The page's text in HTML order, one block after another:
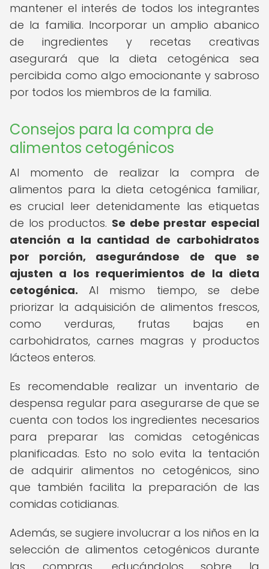
mantener el interés de todos los integrantes
de la familia. Incorporar un amplio abanico
de ingredientes y recetas creativas
asegurará que la dieta cetogénica sea
percibida como algo emocionante y sabroso
por todos los miembros de la familia.
Consejos para la compra de
alimentos cetogénicos
Al momento de realizar la compra de
alimentos para la dieta cetogénica familiar,
es crucial leer detenidamente las etiquetas
de los productos. Se debe prestar especial
atención a la cantidad de carbohidratos
por porción, asegurándose de que se
ajusten a los requerimientos de la dieta
cetogénica. Al mismo tiempo, se debe
priorizar la adquisición de alimentos frescos,
como verduras, frutas bajas en
carbohidratos, carnes magras y productos
lácteos enteros.
Es recomendable realizar un inventario de
despensa regular para asegurarse de que se
cuenta con todos los ingredientes necesarios
para preparar las comidas cetogénicas
planificadas. Esto no solo evita la tentación
de adquirir alimentos no cetogénicos, sino
que también facilita la preparación de las
comidas cotidianas.
Además, se sugiere involucrar a los niños en la
selección de alimentos cetogénicos durante